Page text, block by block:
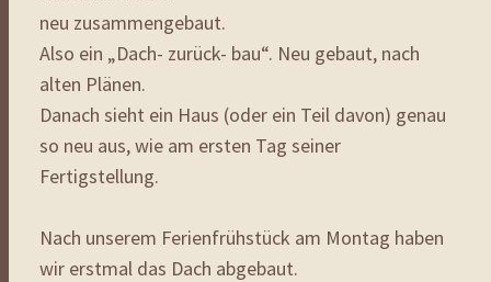
neu zusammengebaut.
Also ein „Dach- zurück- bau“. Neu gebaut, nach
alten Plänen.
Danach sieht ein Haus (oder ein Teil davon) genau
so neu aus, wie am ersten Tag seiner
Fertigstellung.
Nach unserem Ferienfrühstück am Montag haben
wir erstmal das Dach abgebaut.